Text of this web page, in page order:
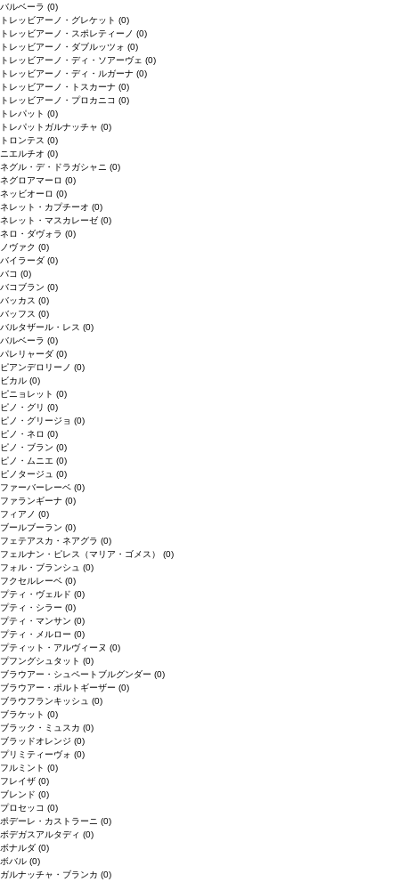
バルベーラ (0)
トレッビアーノ・グレケット (0)
トレッビアーノ・スポレティーノ (0)
トレッビアーノ・ダブルッツォ (0)
トレッビアーノ・ディ・ソアーヴェ (0)
トレッビアーノ・ディ・ルガーナ (0)
トレッビアーノ・トスカーナ (0)
トレッビアーノ・プロカニコ (0)
トレパット (0)
トレパットガルナッチャ (0)
トロンテス (0)
ニエルチオ (0)
ネグル・デ・ドラガシャニ (0)
ネグロアマーロ (0)
ネッビオーロ (0)
ネレット・カプチーオ (0)
ネレット・マスカレーゼ (0)
ネロ・ダヴォラ (0)
ノヴァク (0)
バイラーダ (0)
バコ (0)
バコブラン (0)
バッカス (0)
バッフス (0)
バルタザール・レス (0)
バルベーラ (0)
パレリャーダ (0)
ピアンデロリーノ (0)
ビカル (0)
ピニョレット (0)
ピノ・グリ (0)
ピノ・グリージョ (0)
ピノ・ネロ (0)
ピノ・ブラン (0)
ピノ・ムニエ (0)
ピノタージュ (0)
ファーバーレーベ (0)
ファランギーナ (0)
フィアノ (0)
ブールブーラン (0)
フェテアスカ・ネアグラ (0)
フェルナン・ピレス（マリア・ゴメス） (0)
フォル・ブランシュ (0)
フクセルレーベ (0)
プティ・ヴェルド (0)
プティ・シラー (0)
プティ・マンサン (0)
プティ・メルロー (0)
プティット・アルヴィーヌ (0)
プフングシュタット (0)
ブラウアー・シュペートブルグンダー (0)
ブラウアー・ポルトギーザー (0)
ブラウフランキッシュ (0)
ブラケット (0)
ブラック・ミュスカ (0)
ブラッドオレンジ (0)
プリミティーヴォ (0)
フルミント (0)
フレイザ (0)
ブレンド (0)
プロセッコ (0)
ポデーレ・カストラーニ (0)
ボデガスアルタディ (0)
ボナルダ (0)
ボバル (0)
ガルナッチャ・ブランカ (0)